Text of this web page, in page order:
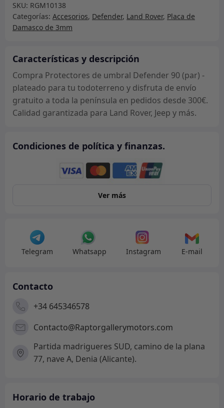
Defender
90
(par)
plateado
cantidad
SKU: RGM10138
Categorías: Accesorios, Defender, Land Rover, Placa de
Damasco de 3mm
Características y descripción
Compra Protectores de umbral Defender 90 (par) -
plateado para tu todoterreno y disfruta de envío
gratuito a toda la península en pedidos desde 300€.
Calidad garantizada para Land Rover, Jeep y más.
Condiciones de política y finanzas.
Ver más
Telegram Whatsapp Instagram E-mail
Contacto
+34 645346578
Contacto@Raptorgallerymotors.com
Partida madrigueres SUD, camino de la plana
77, nave A, Denia (Alicante).
Horario de trabajo